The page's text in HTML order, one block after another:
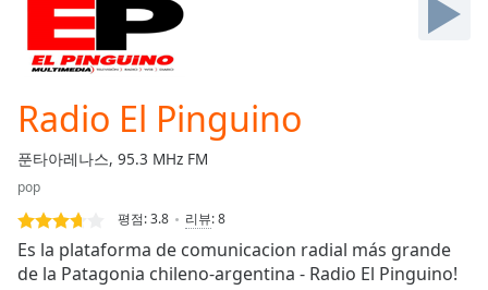
Forward
Mute
Current
Loaded:
0.00%
Stream
Type LIVE
Seek to
live,
Radio El Pinguino
푼타아레나스, 95.3 MHz FM
pop
평점:3.8 리뷰:8
Es la plataforma de comunicacion radial más grande
de la Patagonia chileno-argentina - Radio El Pinguino!